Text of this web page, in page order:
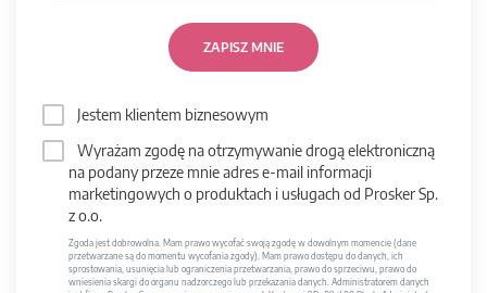
ZAPISZ MNIE
Jestem klientem biznesowym
Wyrażam zgodę na otrzymywanie drogą elektroniczną
na podany przeze mnie adres e-mail informacji
marketingowych o produktach i usługach od Prosker Sp.
z o.o.
Zgoda jest dobrowolna. Mam prawo wycofać swoją zgodę w dowolnym momencie (dane
przetwarzane są do momentu wycofania zgody). Mam prawo dostępu do danych, ich
sprostowania, usunięcia lub ograniczenia przetwarzania, prawo do sprzeciwu, prawo do
wniesienia skargi do organu nadzorczego lub przekazania danych. Administratorem danych